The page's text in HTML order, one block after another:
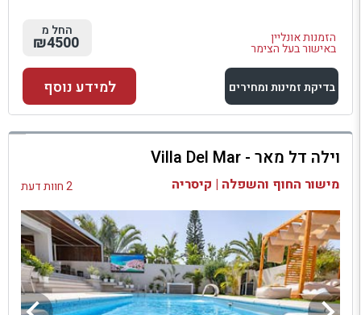
הזמנות אונליין
באישור בעל הצימר
החל מ
₪4500
בדיקת זמינות ומחירים
למתחם זה
בדיקת זמינות ומחירים
למידע נוסף
וילה דל מאר - Villa Del Mar
מישור החוף והשפלה | קיסריה 2 חוות דעת